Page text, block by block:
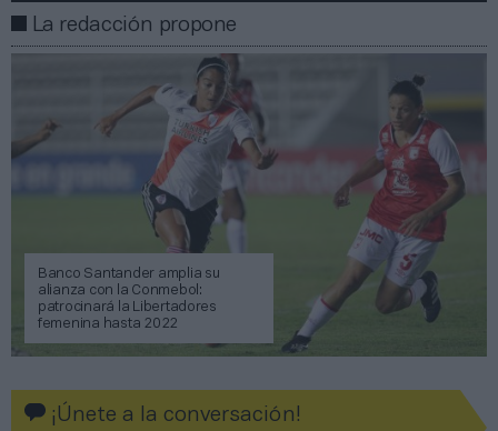
La redacción propone
Banco Santander amplia su
alianza con la Conmebol:
patrocinará la Libertadores
femenina hasta 2022
¡Únete a la conversación!